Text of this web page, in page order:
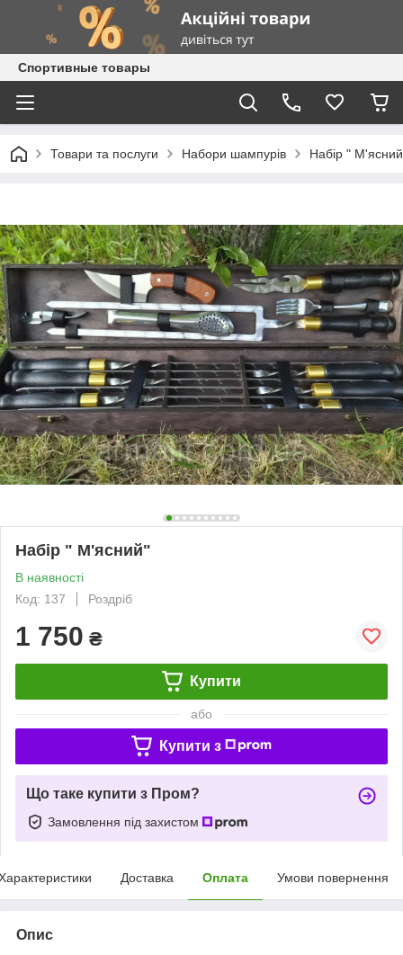
Спортивные товары
Товари та послуги Набори шампурів Набір "
Набір " М'ясний"
В наявності
Код: 137
Роздріб
1 750 ₴
Купити
або
Купити з
Що таке купити з Пром?
Замовлення під захистом
Доставка Оплата Умови повернення
Опис